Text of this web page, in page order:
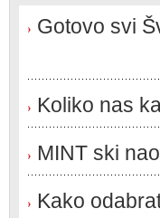
Gotovo svi
Koliko nas
MINT ski
Kako